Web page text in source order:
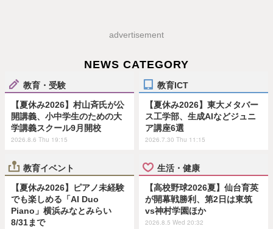
advertisement
NEWS CATEGORY
教育・受験
【夏休み2026】村山斉氏が公
開講義、小中学生のための大
学講義スクール9月開校
2026.8.6 Thu 19:15
教育ICT
【夏休み2026】東大メタバー
ス工学部、生成AIなどジュニ
ア講座6選
2026.7.30 Thu 11:15
教育イベント
【夏休み2026】ピアノ未経験
でも楽しめる「AI Duo
Piano」横浜みなとみらい
8/31まで
生活・健康
【高校野球2026夏】仙台育英
が開幕戦勝利、第2日は東筑
vs神村学園ほか
2026.8.5 Wed 20:32